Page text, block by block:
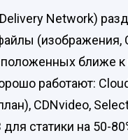
Network)
(изображения,
ближе к
работают:
CDNvideo,
статики на 50-